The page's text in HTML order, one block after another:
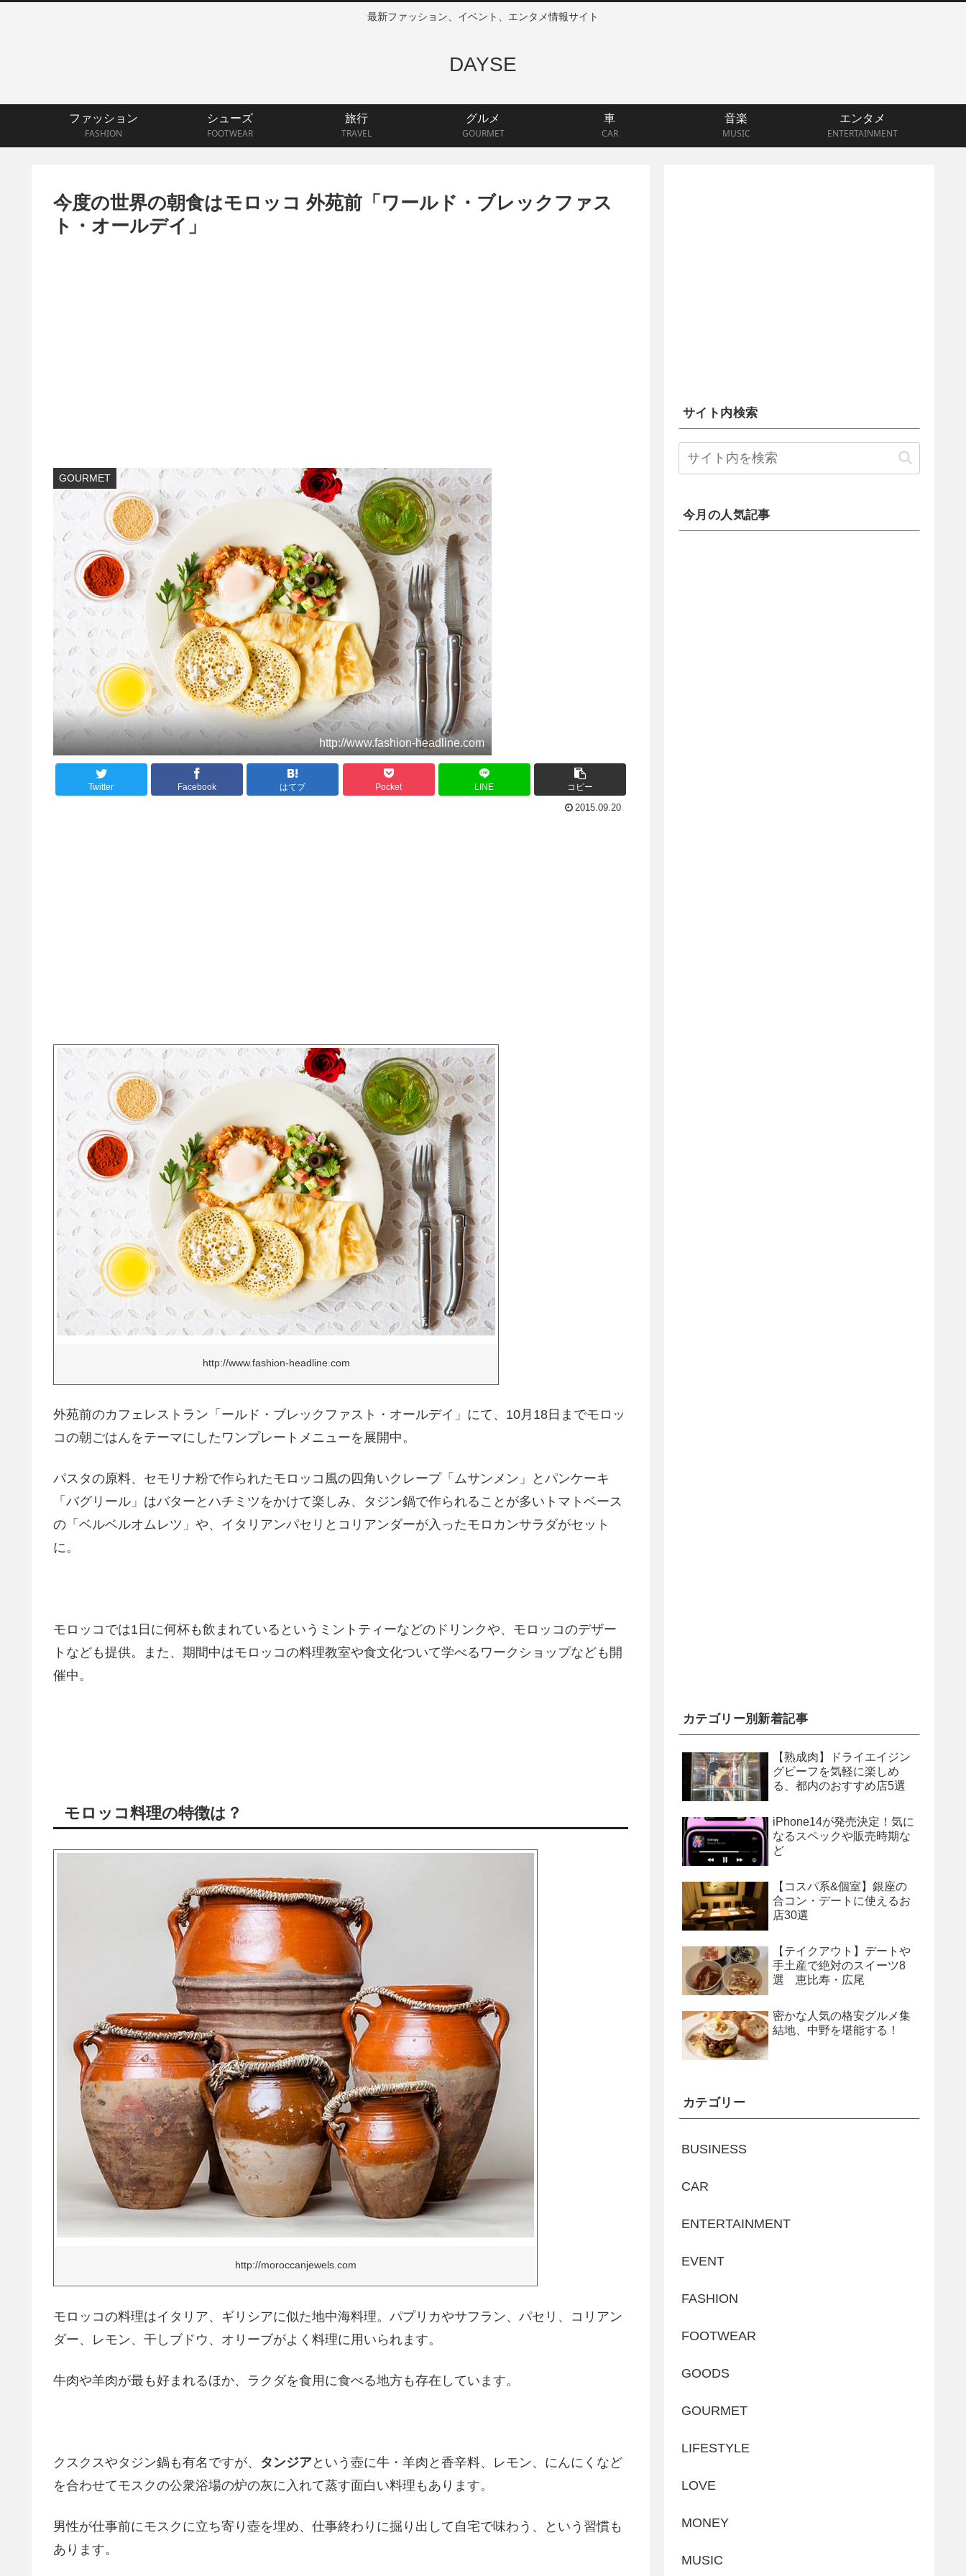
最新ファッション、イベント、エンタメ情報サイト
DAYSE
ファッション
FASHION
シューズ
FOOTWEAR
旅行
TRAVEL
グルメ
GOURMET
車
CAR
音楽
MUSIC
エンタメ
ENTERTAINMENT
今度の世界の朝食はモロッコ 外苑前「ワールド・ブレックファス
ト・オールデイ」
GOURMET
http://www.fashion-headline.com
Twitter Facebook はてブ Pocket LINE コピー
2015.09.20
http://www.fashion-headline.com
外苑前のカフェレストラン「ールド・ブレックファスト・オールデイ」にて、10月18日までモロッ
コの朝ごはんをテーマにしたワンプレートメニューを展開中。
パスタの原料、セモリナ粉で作られたモロッコ風の四角いクレープ「ムサンメン」とパンケーキ
「バグリール」はバターとハチミツをかけて楽しみ、タジン鍋で作られることが多いトマトベース
の「ベルベルオムレツ」や、イタリアンパセリとコリアンダーが入ったモロカンサラダがセット
に。
モロッコでは1日に何杯も飲まれているというミントティーなどのドリンクや、モロッコのデザー
トなども提供。また、期間中はモロッコの料理教室や食文化ついて学べるワークショップなども開
催中。
モロッコ料理の特徴は？
http://moroccanjewels.com
モロッコの料理はイタリア、ギリシアに似た地中海料理。パプリカやサフラン、パセリ、コリアン
ダー、レモン、干しブドウ、オリーブがよく料理に用いられます。
牛肉や羊肉が最も好まれるほか、ラクダを食用に食べる地方も存在しています。
クスクスやタジン鍋も有名ですが、 タンジアという壺に牛・羊肉と香辛料、レモン、にんにくなど
を合わせてモスクの公衆浴場の炉の灰に入れて蒸す面白い料理もあります。
男性が仕事前にモスクに立ち寄り壺を埋め、仕事終わりに掘り出して自宅で味わう、という習慣も
あります。
サイト内検索
今月の人気記事
カテゴリー別新着記事
【熟成肉】ドライエイジン
グビーフを気軽に楽しめ
る、都内のおすすめ店5選
iPhone14が発売決定！気に
なるスペックや販売時期な
ど
【コスパ系&個室】銀座の
合コン・デートに使えるお
店30選
【テイクアウト】デートや
手土産で絶対のスイーツ8
選 恵比寿・広尾
密かな人気の格安グルメ集
結地、中野を堪能する！
カテゴリー
BUSINESS
CAR
ENTERTAINMENT
EVENT
FASHION
FOOTWEAR
GOODS
GOURMET
LIFESTYLE
LOVE
MONEY
MUSIC